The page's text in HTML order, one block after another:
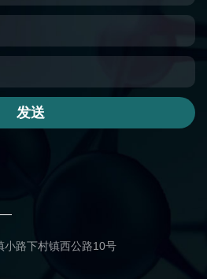
发送
小路下村镇西公路10号